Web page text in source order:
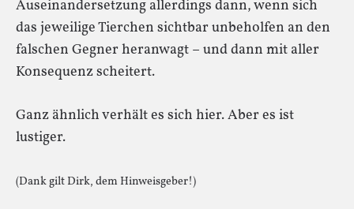
Auseinandersetzung allerdings dann, wenn sich
das jeweilige Tierchen sichtbar unbeholfen an den
falschen Gegner heranwagt – und dann mit aller
Konsequenz scheitert.
Ganz ähnlich verhält es sich hier. Aber es ist
lustiger.
(Dank gilt Dirk, dem Hinweisgeber!)